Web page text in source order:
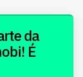
da
É